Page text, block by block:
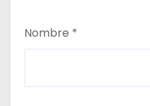
Nombre *